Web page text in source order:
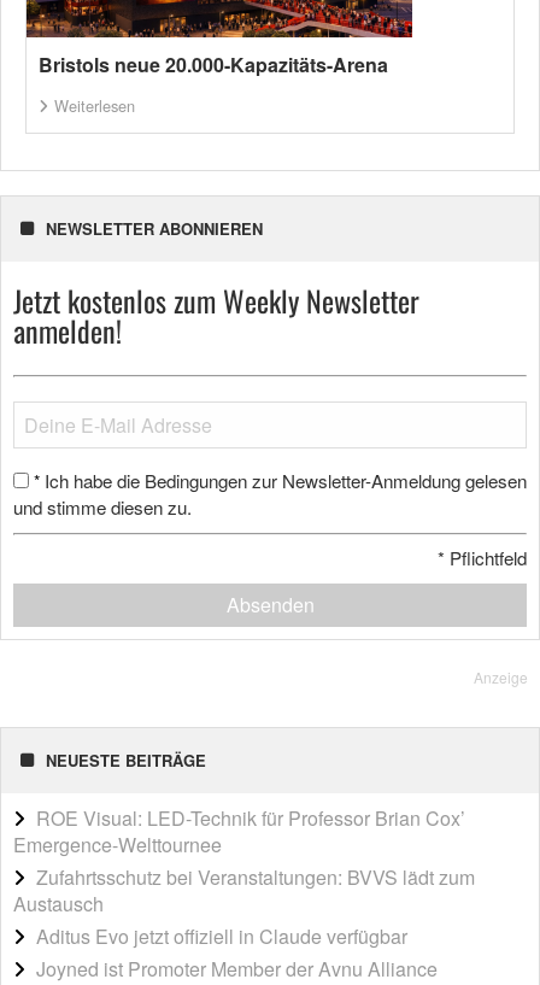
Bristols neue 20.000-Kapazitäts-Arena
Weiterlesen
NEWSLETTER ABONNIEREN
Jetzt kostenlos zum Weekly Newsletter
anmelden!
* Ich habe die Bedingungen zur Newsletter-Anmeldung gelesen
und stimme diesen zu.
* Pflichtfeld
Absenden
Anzeige
NEUESTE BEITRÄGE
ROE Visual: LED-Technik für Professor Brian Cox’
Emergence-Welttournee
Zufahrtsschutz bei Veranstaltungen: BVVS lädt zum
Austausch
Aditus Evo jetzt offiziell in Claude verfügbar
Joyned ist Promoter Member der Avnu Alliance